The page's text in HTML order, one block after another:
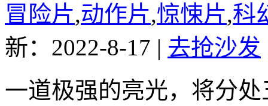
冒险片,动作片,惊悚片,科
新：2022-8-17 | 去抢沙发
一道极强的亮光，将分